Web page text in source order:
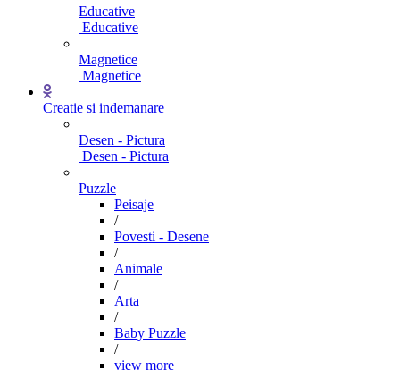
Educative
Educative
Magnetice
Magnetice
Creatie si indemanare
Desen - Pictura
Desen - Pictura
Puzzle
Peisaje
/
Povesti - Desene
/
Animale
/
Arta
/
Baby Puzzle
/
view more